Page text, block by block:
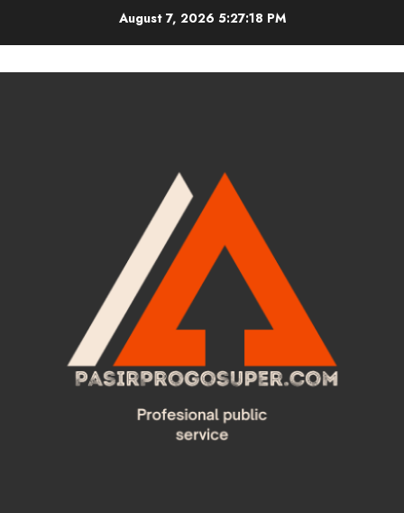
August 7, 2026 5:27:19 PM